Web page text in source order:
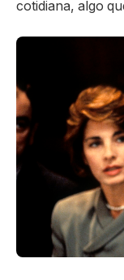
cotidiana, algo